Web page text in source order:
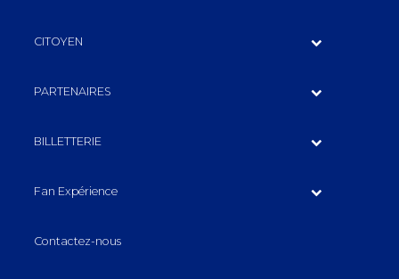
CITOYEN
PARTENAIRES
BILLETTERIE
Fan Expérience
Contactez-nous